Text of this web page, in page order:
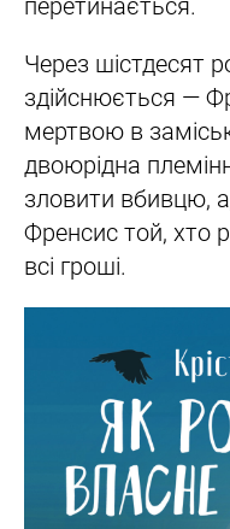
перетинається.
Через шістдесят
здійснюється —
мертвою в
двоюрідна
зловити вбивцю,
Френсис той, хто
всі гроші.